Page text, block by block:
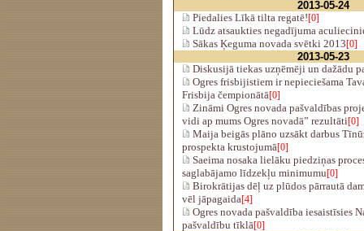
2013-05-24
Piedalies Līkā tilta regatē![0]
Lūdz atsaukties negadījuma
Sākas Ķeguma novada svētki 2013[0]
2013-05-23
Diskusijā tiekas uzņēmēji un dažādu
Ogres frisbijistiem ir nepieciešama
Frisbija čempionātā[0]
Zināmi Ogres novada pašvaldības
vidi ap mums Ogres novadā” rezultāti[0]
Maija beigās plāno uzsākt darbus
prospekta krustojumā[0]
Saeima nosaka lielāku piedziņas
saglabājamo līdzekļu minimumu[0]
Birokrātijas dēļ uz plūdos pārrautā
vēl jāpagaida[4]
Ogres novada pašvaldība iesaistīsies
pašvaldību tīklā[0]